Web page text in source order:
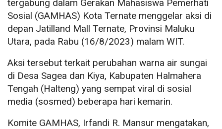
tergabung dalam Gerakan Mahasiswa Pemerhati
Sosial (GAMHAS) Kota Ternate menggelar aksi di
depan Jatilland Mall Ternate, Provinsi Maluku
Utara, pada Rabu (16/8/2023) malam WIT.
Aksi tersebut terkait perubahan warna air sungai
di Desa Sagea dan Kiya, Kabupaten Halmahera
Tengah (Halteng) yang sempat viral di sosial
media (sosmed) beberapa hari kemarin.
Komite GAMHAS, Irfandi R. Mansur mengatakan,